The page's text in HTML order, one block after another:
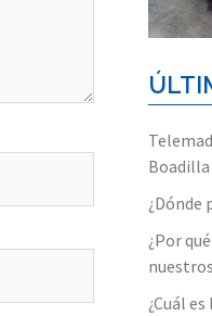
Boadilla
¿Dónde
¿Por
¿Cuál